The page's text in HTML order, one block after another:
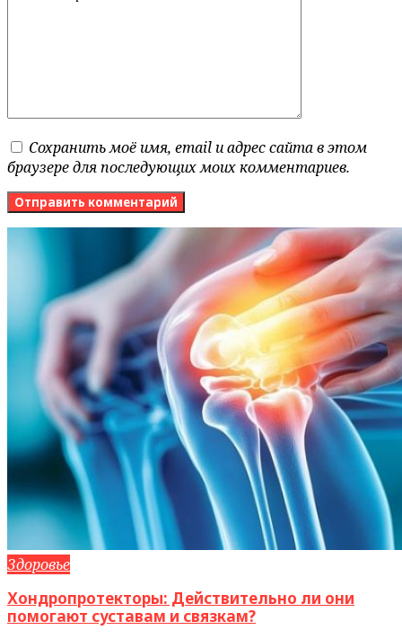
Сохранить моё имя, email и адрес сайта в этом
браузере для последующих моих комментариев.
Здоровье
Хондропротекторы: Действительно ли они
помогают суставам и связкам?